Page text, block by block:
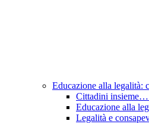
Educazione alla legalità:
Cittadini insieme…
Educazione alla
Legalità e